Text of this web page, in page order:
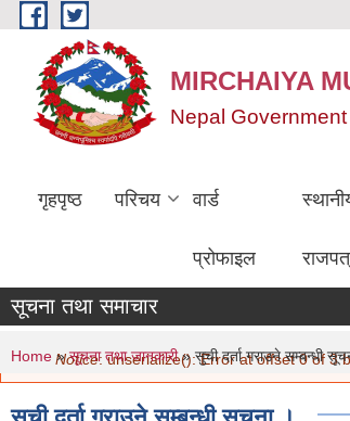
Skip to main content
MIRCHAIYA
Nepal Government
गृहपृष्ठ परिचय वार्ड
प्रोफाइल
सूचना तथा समाचार
Error message
Notice: unserialize(): Error at offset 0 of 3
You are here
Home »सूचना तथा जानकारी» सुची दर्ता गराउने सम्बन्धी